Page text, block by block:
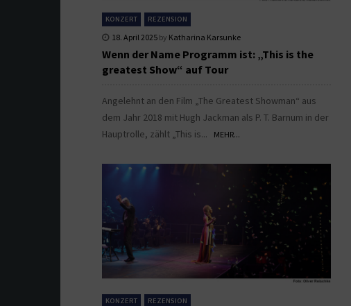
KONZERT REZENSION
18. April 2025 by Katharina Karsunke
Wenn der Name Programm ist: „This is the
greatest Show“ auf Tour
Angelehnt an den Film „The Greatest Showman“ aus
dem Jahr 2018 mit Hugh Jackman als P. T. Barnum in der
Hauptrolle, zählt „This is...
MEHR...
KONZERT REZENSION